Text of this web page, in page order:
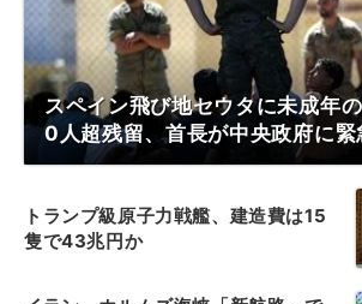
スペイン飛び地セウタに未成年
0人超残留、首長が中央政府に緊
トランプ級原子力戦艦、建造費は15
隻で43兆円か